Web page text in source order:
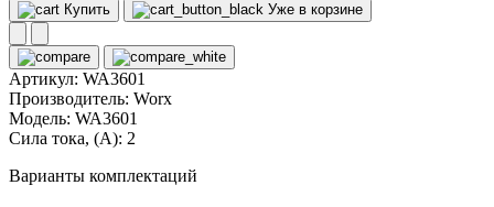
Купить Уже в корзине
Артикул: WA3601
Производитель: Worx
Модель: WA3601
Сила тока, (А): 2
Варианты комплектаций